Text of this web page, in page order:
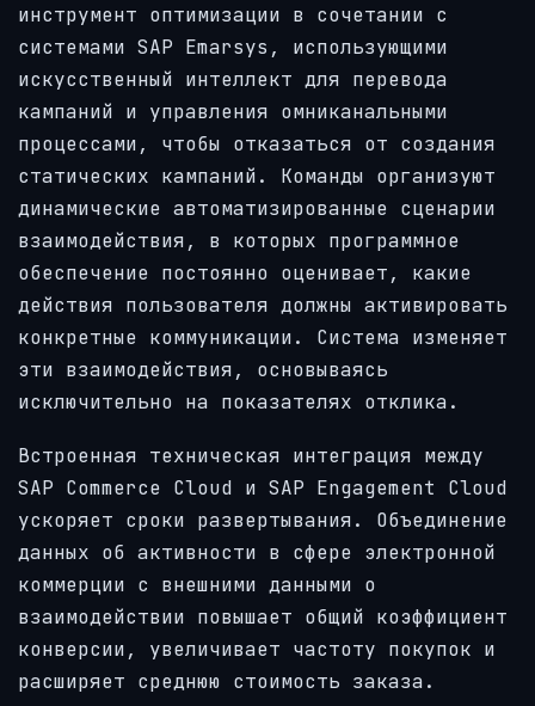
инструмент оптимизации в сочетании с
системами SAP Emarsys, использующими
искусственный интеллект для перевода
кампаний и управления омниканальными
процессами, чтобы отказаться от создания
статических кампаний. Команды организуют
динамические автоматизированные сценарии
взаимодействия, в которых программное
обеспечение постоянно оценивает, какие
действия пользователя должны активировать
конкретные коммуникации. Система изменяет
эти взаимодействия, основываясь
исключительно на показателях отклика.
Встроенная техническая интеграция между
SAP Commerce Cloud и SAP Engagement Cloud
ускоряет сроки развертывания. Объединение
данных об активности в сфере электронной
коммерции с внешними данными о
взаимодействии повышает общий коэффициент
конверсии, увеличивает частоту покупок и
расширяет среднюю стоимость заказа.